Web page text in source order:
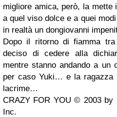
migliore amica, però, la mette
a quel viso dolce e a quei
in realtà un dongiovanni
Dopo il ritorno di fiamma
deciso di cedere alla
mentre stanno andando a un
per caso Yuki… e la ragazza
lacrime…
CRAZY FOR YOU © 2003 by
Inc.